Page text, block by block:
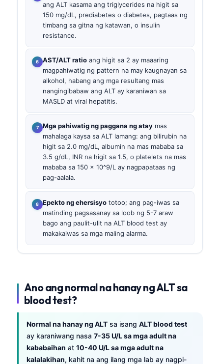
ang ALT kasama ang triglycerides na higit sa
150 mg/dL, prediabetes o diabetes, pagtaas ng
timbang sa gitna ng katawan, o insulin
resistance.
AST/ALT ratio ang higit sa 2 ay maaaring
magpahiwatig ng pattern na may kaugnayan sa
alkohol, habang ang mga resultang mas
nangingibabaw ang ALT ay karaniwan sa
MASLD at viral hepatitis.
Mga pahiwatig ng paggana ng atay mas
mahalaga kaysa sa ALT lamang: ang bilirubin na
higit sa 2.0 mg/dL, albumin na mas mababa sa
3.5 g/dL, INR na higit sa 1.5, o platelets na mas
mababa sa 150 × 10^9/L ay nagpapataas ng
pag-aalala.
Epekto ng ehersisyo totoo; ang pag-iwas sa
matinding pagsasanay sa loob ng 5-7 araw
bago ang paulit-ulit na ALT blood test ay
makakaiwas sa mga maling alarma.
Ano ang normal na hanay ng ALT sa
blood test?
Normal na hanay ng ALT sa isang ALT blood test
ay karaniwang nasa 7-35 U/L sa mga adult na
kababaihan at 10-40 U/L sa mga adult na
kalalakihan, kahit na ang ilang mga lab ay nagpi-